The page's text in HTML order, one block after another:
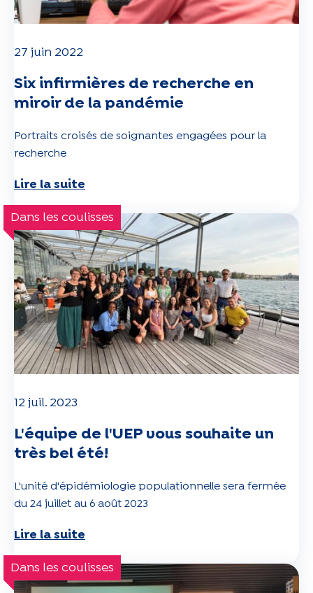
27 juin 2022
Six infirmières de recherche en
miroir de la pandémie
Portraits croisés de soignantes engagées pour la
recherche
Lire la suite
Dans les coulisses
12 juil. 2023
L'équipe de l'UEP vous souhaite un
très bel été!
L'unité d'épidémiologie populationnelle sera fermée
du 24 juillet au 6 août 2023
Lire la suite
Dans les coulisses